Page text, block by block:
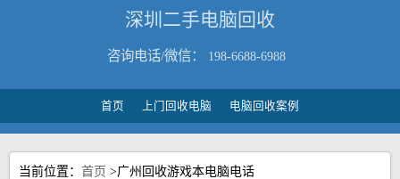
深圳二手电脑回收
咨询电话/微信： 198-6688-6988
首页 上门回收电脑 电脑回收案例
当前位置： 首页 >广州回收游戏本电脑电话